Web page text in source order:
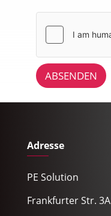
ABSENDEN
Adresse
PE Solution
Frankfurter Str. 3A